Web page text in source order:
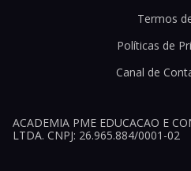
Termos
Políticas de
Canal de
ACADEMIA PME EDUCACAO E
LTDA. CNPJ: 26.965.884/0001-02